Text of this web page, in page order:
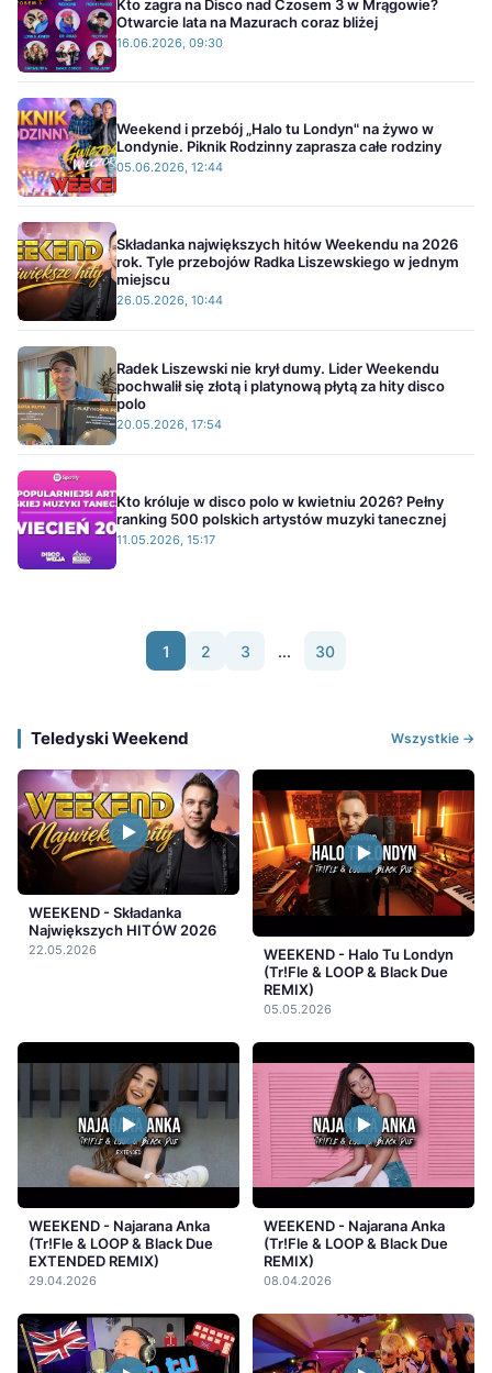
Kto zagra na Disco nad Czosem 3 w Mrągowie?
Otwarcie lata na Mazurach coraz bliżej
16.06.2026, 09:30
Weekend i przebój „Halo tu Londyn" na żywo w
Londynie. Piknik Rodzinny zaprasza całe rodziny
05.06.2026, 12:44
Składanka największych hitów Weekendu na 2026
rok. Tyle przebojów Radka Liszewskiego w jednym
miejscu
26.05.2026, 10:44
Radek Liszewski nie krył dumy. Lider Weekendu
pochwalił się złotą i platynową płytą za hity disco
polo
20.05.2026, 17:54
Kto króluje w disco polo w kwietniu 2026? Pełny
ranking 500 polskich artystów muzyki tanecznej
11.05.2026, 15:17
1 2 3 ... 30
Teledyski Weekend Wszystkie →
WEEKEND - Składanka
Największych HITÓW 2026
22.05.2026
WEEKEND - Halo Tu Londyn
(Tr!Fle & LOOP & Black Due
REMIX)
05.05.2026
WEEKEND - Najarana Anka
(Tr!Fle & LOOP & Black Due
EXTENDED REMIX)
29.04.2026
WEEKEND - Najarana Anka
(Tr!Fle & LOOP & Black Due
REMIX)
08.04.2026